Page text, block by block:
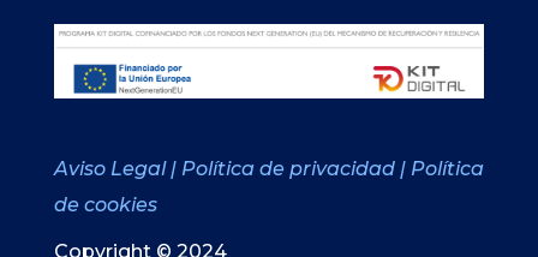
Aviso Legal | Política de privacidad | Política
de cookies
Copyright © 2024